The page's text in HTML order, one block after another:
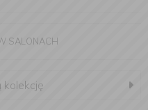
SALONACH
kolekcję